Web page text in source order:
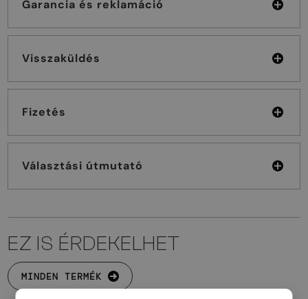
Garancia és reklamáció
Visszaküldés
Fizetés
Választási útmutató
EZ IS ÉRDEKELHET
MINDEN TERMÉK